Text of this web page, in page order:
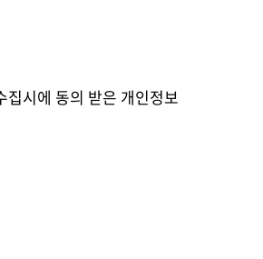
시에 동의 받은 개인정보